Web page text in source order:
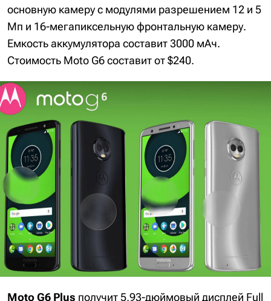
основную камеру с модулями разрешением 12 и 5
Мп и 16-мегапиксельную фронтальную камеру.
Емкость аккумулятора составит 3000 мАч.
Стоимость Moto G6 составит от $240.
Moto G6 Plus получит 5,93-дюймовый дисплей Full